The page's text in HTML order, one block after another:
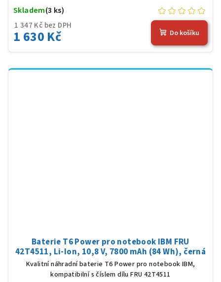
1 347 Kč bez DPH
1 630 Kč
Skladem(3 ks)
Do košíku
Baterie T6 Power pro notebook IBM FRU
42T4511, Li-Ion, 10,8 V, 7800 mAh (84 Wh), černá
Kvalitní náhradní baterie T6 Power pro notebook IBM,
kompatibilní s číslem dílu FRU 42T4511